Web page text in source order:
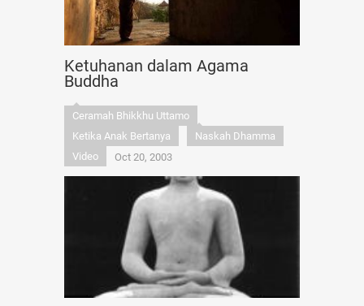
Ketuhanan dalam Agama
Buddha
Ceramah Bhikkhu Uttamo
Ketika Anak Bertanya
Naskah Dhamma
Video
Oct 20, 2003